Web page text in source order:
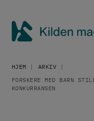
d
HJEM
ARKIV
FORSKERE MED BARN
KONKURRANSEN